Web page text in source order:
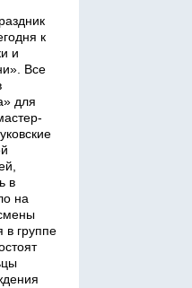
к
и
Все
для
в
на
в группе